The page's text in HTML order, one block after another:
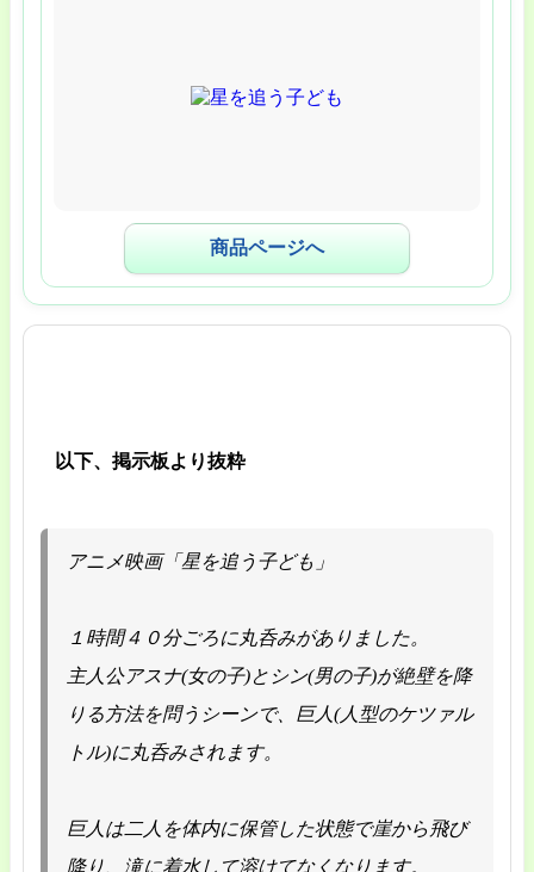
商品ページへ
以下、掲示板より抜粋
アニメ映画「星を追う子ども」
１時間４０分ごろに丸呑みがありました。
主人公アスナ(女の子)とシン(男の子)が絶壁を降
りる方法を問うシーンで、巨人(人型のケツァル
トル)に丸呑みされます。
巨人は二人を体内に保管した状態で崖から飛び
降り、滝に着水して溶けてなくなります。